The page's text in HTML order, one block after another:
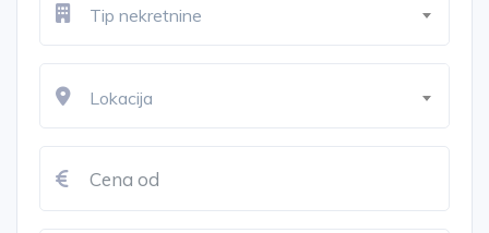
Tip nekretnine
Lokacija